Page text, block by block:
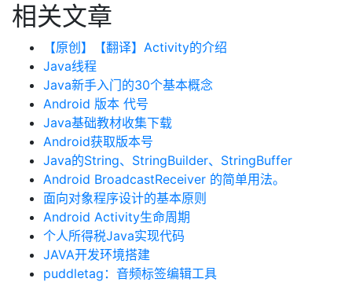
相关文章
【原创】【翻译】Activity的介绍
Java线程
Java新手入门的30个基本概念
Android 版本 代号
Java基础教材收集下载
Android获取版本号
Java的String、StringBuilder、StringBuffer
Android BroadcastReceiver 的简单用法。
面向对象程序设计的基本原则
Android Activity生命周期
个人所得税Java实现代码
JAVA开发环境搭建
puddletag：音频标签编辑工具